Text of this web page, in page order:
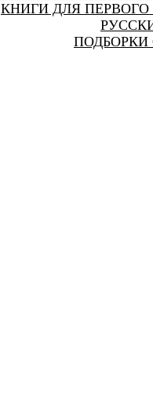
КНИГИ ДЛЯ
ПОДБОРКИ